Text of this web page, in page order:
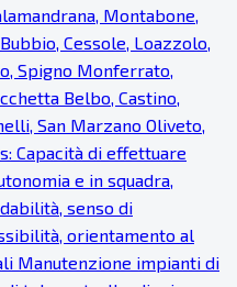
Montabone,
Cessole, Loazzolo,
Spigno Monferrato,
Belbo, Castino,
San Marzano Oliveto,
Capacità di effettuare
e in squadra,
senso di
orientamento al
Manutenzione impianti di